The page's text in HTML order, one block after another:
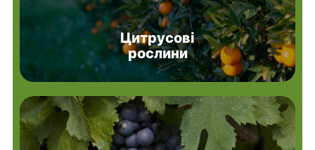
Цитрусові
рослини